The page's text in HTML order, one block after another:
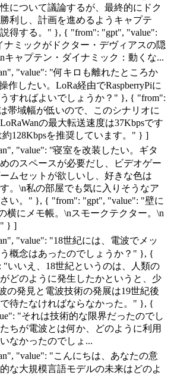
について議論するが、最終的にドク
利し、計画を進めるようキャプテ
得する。" }, { "from": "gpt", "value":
ナミックがドクター・デヴィアスの隠
キャプテン・ダイナミック：動くな...
"value": "何キロも離れたところか
作したい。LoRa経由でRaspberryPiに
すればよいでしょうか？" }, { "from":
帯域幅が低いので、このシナリオに
の最大転送速度は37Kbpsです
約128Kbpsを推奨しています。" } ]
"value": "寝室を改装したい。ギタ
のスペースが必要だし、ビデオゲー
ムセットが欲しいし、好きな色は
。\n私の部屋でも気に入りそうなア
い。" }, { "from": "gpt", "value": "壁に
横にメモ帳。\nスモークテクター。\n
" } ]
"value": "18世紀には、電波でメッ
概念はあったのでしょうか？" }, {
"いいえ、18世紀というのは、人類の
どのように発生したかというと、少
の発見と電波技術の発展は19世紀後
待たなければならなかった。" }, {
"それは技術的な限界だったのでし
ちが電波とは何か、どのように利用
なかったのでしょ...
"value": "こんにちは、あなたの意
な大規模言語モデルの未来はどのよ